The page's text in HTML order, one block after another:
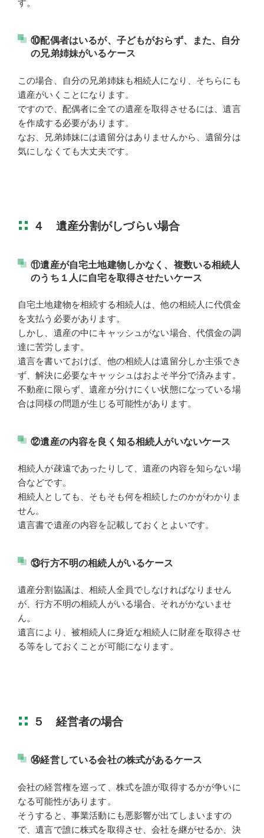
す。
⑩配偶者はいるが、子どもがおらず、また、自分
の兄弟姉妹がいるケース
この場合、自分の兄弟姉妹も相続人になり、そちらにも
遺産がいくことになります。
ですので、配偶者に全ての遺産を取得させるには、遺言
を作成する必要があります。
なお、兄弟姉妹には遺留分はありませんから、遺留分は
気にしなくても大丈夫です。
４ 遺産分割がしづらい場合
⑪遺産が自宅土地建物しかなく、複数いる相続人
のうち１人に自宅を取得させたいケース
自宅土地建物を相続する相続人は、他の相続人に代償金
を支払う必要があります。
しかし、遺産の中にキャッシュがない場合、代償金の調
達に苦労します。
遺言を書いておけば、他の相続人は遺留分しか主張でき
ず、解決に必要なキャッシュはおよそ半分で済みます。
不動産に限らず、遺産が分けにくい状態になっている場
合は同様の問題が生じる可能性があります。
⑫遺産の内容を良く知る相続人がいないケース
相続人が疎遠であったりして、遺産の内容を知らない場
合などです。
相続人としても、そもそも何を相続したのかがわかりま
せん。
遺言書で遺産の内容を記載しておくとよいです。
⑬行方不明の相続人がいるケース
遺産分割協議は、相続人全員でしなければなりません
が、行方不明の相続人がいる場合、それがかないませ
ん。
遺言により、被相続人に身近な相続人に財産を取得させ
る等をしておくことが可能になります。
５ 経営者の場合
⑭経営している会社の株式があるケース
会社の経営権を巡って、株式を誰が取得するかが争いに
なる可能性があります。
そうすると、事業活動にも悪影響が出てしまいますの
で、遺言で誰に株式を取得させ、会社を継がせるか、決